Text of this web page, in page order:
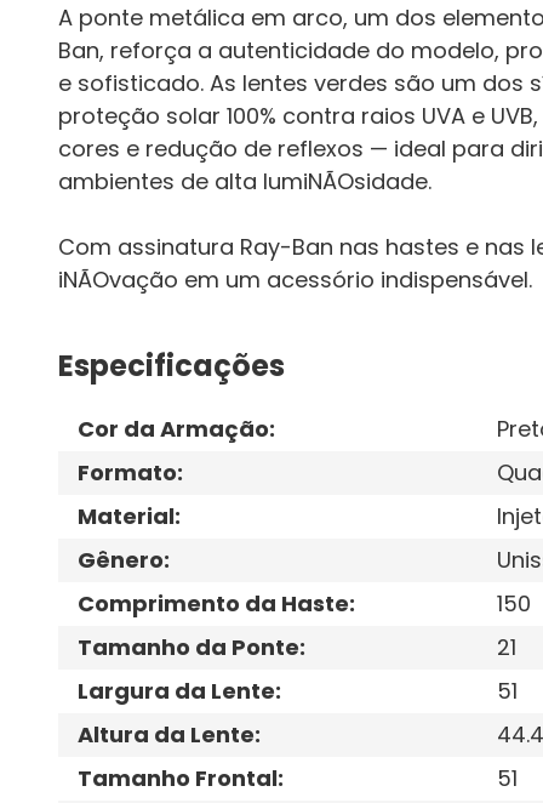
A ponte metálica em arco, um dos
Ban, reforça a autenticidade do modelo,
e sofisticado. As lentes verdes são um dos
proteção solar 100% contra raios UVA e
cores e redução de reflexos — ideal para
ambientes de alta lumiNÃOsidade.
Com assinatura Ray-Ban nas hastes e nas
iNÃOvação em um acessório indispensável.
Especificações
Cor da Armação:
Formato:
Material:
Gênero:
Comprimento da Haste:
150
Tamanho da Ponte:
21
Largura da Lente:
51
Altura da Lente:
44.4
Tamanho Frontal:
51